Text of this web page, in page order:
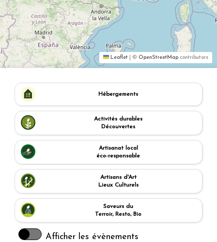
Hébergements
Activités durables
Découvertes
Artisanat local
éco-responsable
Artisans d'Art
Lieux Culturels
Saveurs du
Terroir, Resto, Bio
Afficher les évènements
Leaflet © OpenStreetMap contributors